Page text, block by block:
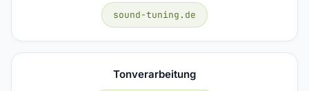
sound-tuning.de
Tonverarbeitung